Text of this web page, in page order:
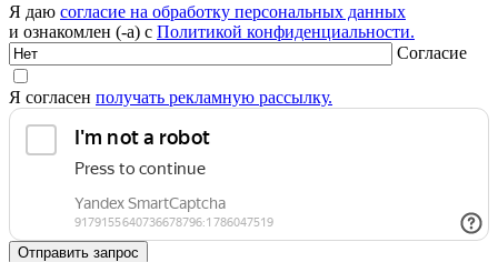
Я даю согласие на обработку персональных данных
и ознакомлен (-а) с Политикой конфиденциальности.
Согласие
Я согласен получать рекламную рассылку.